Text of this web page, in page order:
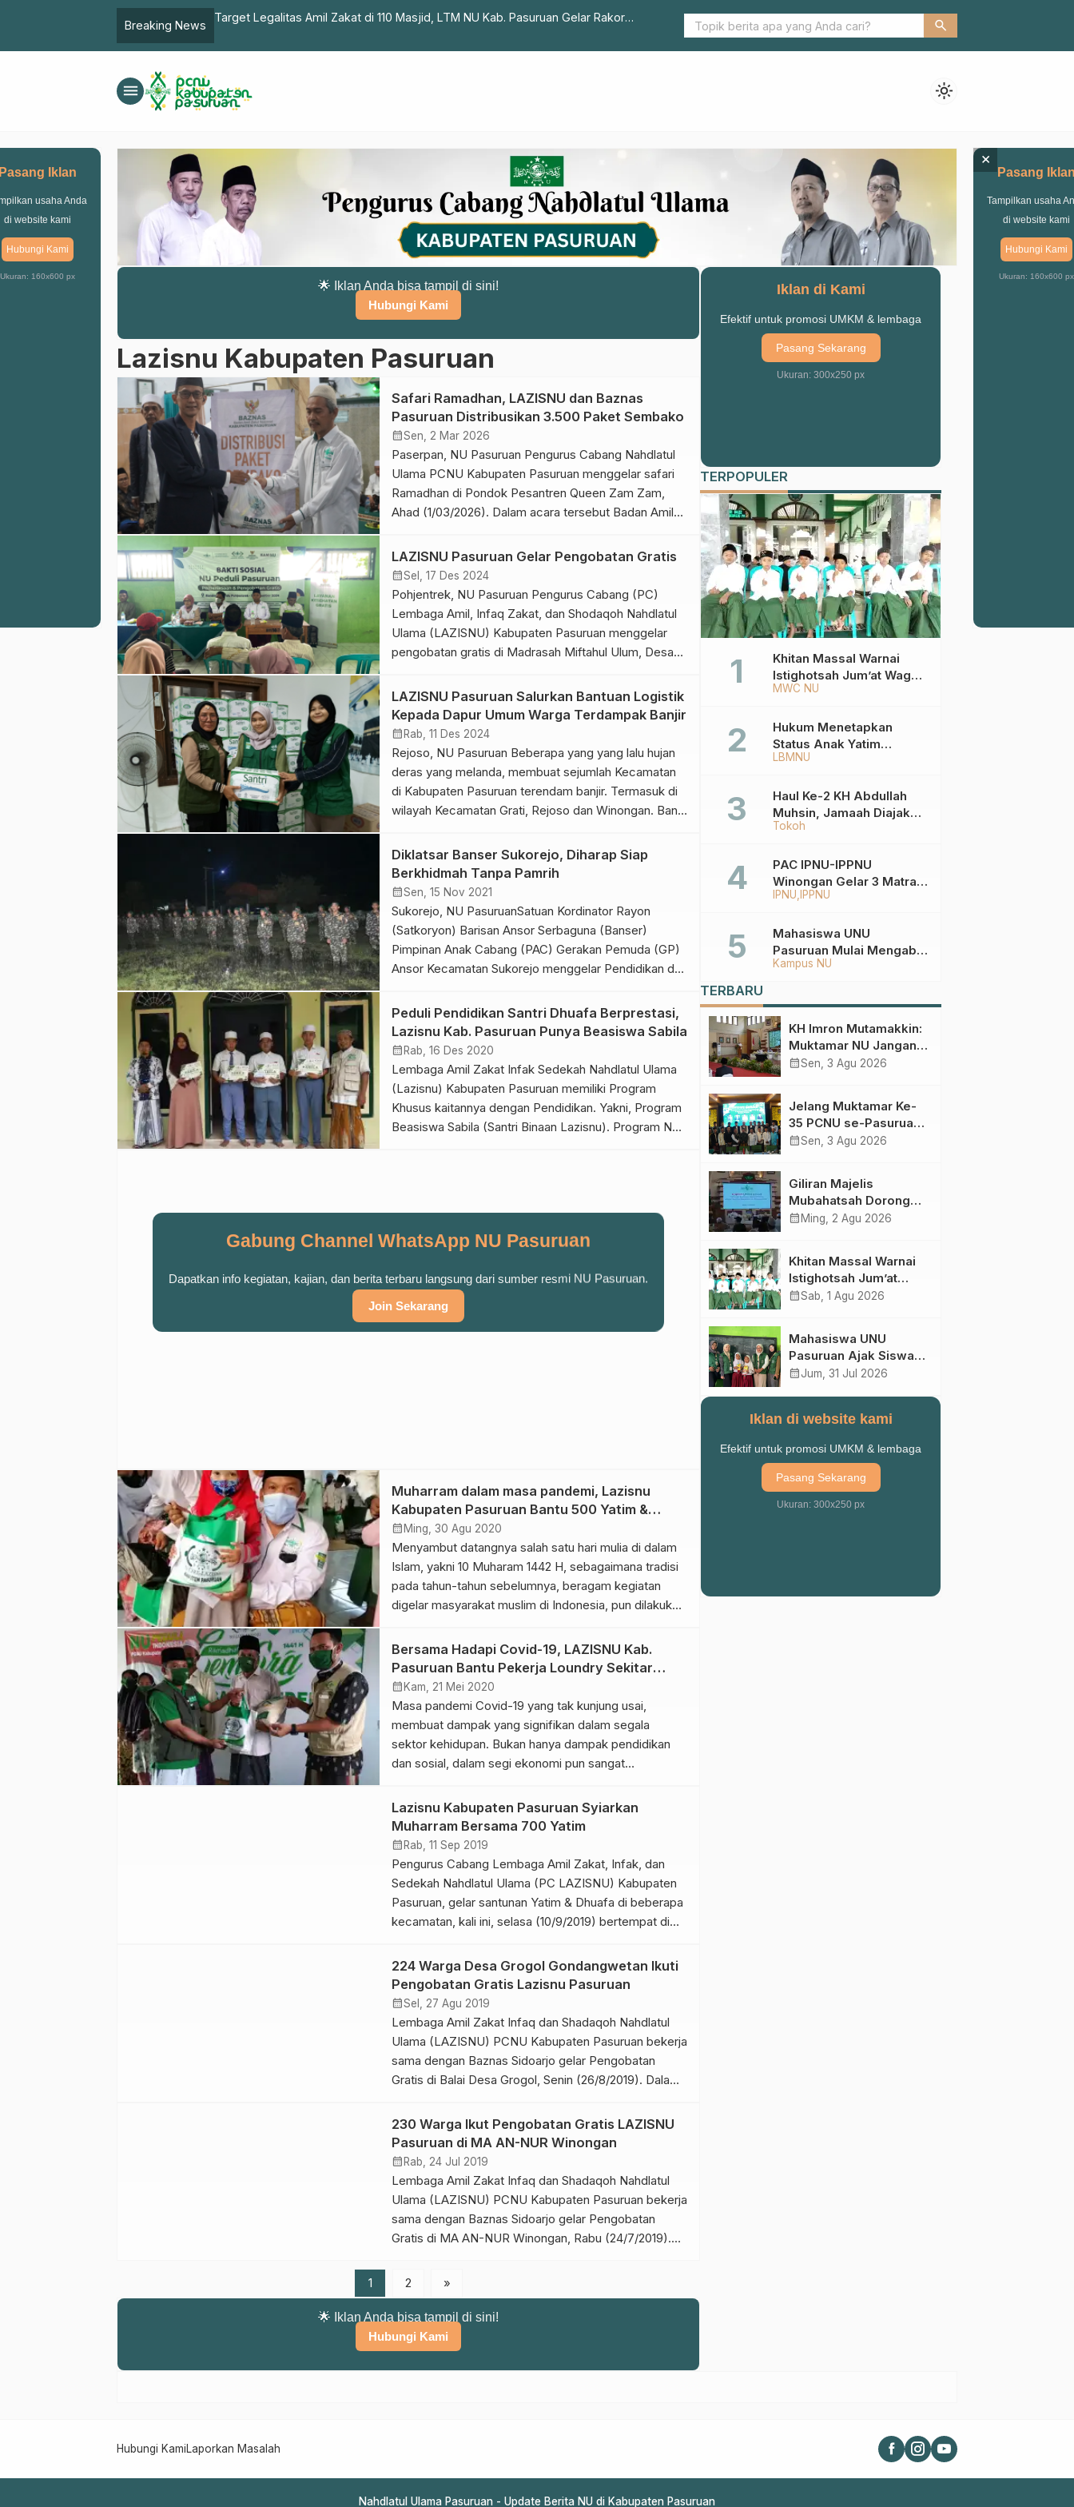
Breaking News
Target Legalitas Amil Zakat di 110 Masjid, LTM NU Kab. Pasuruan Gelar Rakor
Begini Ngaji Muharram ala GUSDURian Pasuruan Bareng Siswa
search
menu light_mode
🌟 Iklan Anda bisa tampil di sini!
Hubungi Kami
Lazisnu Kabupaten Pasuruan
Safari Ramadhan, LAZISNU dan Baznas
Pasuruan Distribusikan 3.500 Paket Sembako
calendar_monthSen, 2 Mar 2026
Paserpan, NU Pasuruan Pengurus Cabang Nahdlatul
Ulama PCNU Kabupaten Pasuruan menggelar safari
Ramadhan di Pondok Pesantren Queen Zam Zam,
Ahad (1/03/2026). Dalam acara tersebut Badan Amil
Nahdlatul Ulama (LAZISNU) Kabupaten Pasuruan
membagikan 3500 paket sembako yang di masing
masing MWCNU untuk di bagikan ke masyarakat.
Ketua Baznas Kabupaten […]
LAZISNU Pasuruan Gelar Pengobatan Gratis
calendar_monthSel, 17 Des 2024
Pohjentrek, NU Pasuruan Pengurus Cabang (PC)
Lembaga Amil, Infaq Zakat, dan Shodaqoh Nahdlatul
Ulama (LAZISNU) Kabupaten Pasuruan menggelar
pengobatan gratis di Madrasah Miftahul Ulum, Desa
Ketua PC LAZISNU Kabupaten Pasuruan Nur Kholis
Majid mengatakan, program ini merupakan inisiatif
yang sudah termasuk dalam agenda kerja LAZISNU,
sekaligus menjadi wujud nyata kepedulian […]
LAZISNU Pasuruan Salurkan Bantuan Logistik
Kepada Dapur Umum Warga Terdampak Banjir
calendar_month Rab, 11 Des 2024
Rejoso, NU Pasuruan Beberapa yang yang lalu hujan
deras yang melanda, membuat sejumlah Kecamatan
di Kabupaten Pasuruan terendam banjir. Termasuk di
wilayah Kecamatan Grati, Rejoso dan Winongan. Banjir
penghujan. Hal itu berlanjut sampai, Senin (9/10/2024).
Hal itu membuat aktivitas warga berhenti khusus
dalam hal makan sehari hari […]
Diklatsar Banser Sukorejo, Diharap Siap
Berkhidmah Tanpa Pamrih
calendar_monthSen, 15 Nov 2021
Sukorejo, NU PasuruanSatuan Kordinator Rayon
(Satkoryon) Barisan Ansor Serbaguna (Banser)
Pimpinan Anak Cabang (PAC) Gerakan Pemuda (GP)
Ansor Kecamatan Sukorejo menggelar Pendidikan dan
Dasar Negeri (SDN) Kalirejo 2, Kabupaten Pasuruan,
Minggu (14/11/2021). Ketua Pengurus Cabang
Nahdlatul Ulama (PCNU) Kabupaten Pasuruan KH
Imron Mutamakkin menegaskan bahwa Banser dan
Ansor […]
Peduli Pendidikan Santri Dhuafa Berprestasi,
Lazisnu Kab. Pasuruan Punya Beasiswa Sabila
calendar_month Rab, 16 Des 2020
Lembaga Amil Zakat Infak Sedekah Nahdlatul Ulama
(Lazisnu) Kabupaten Pasuruan memiliki Program
Khusus kaitannya dengan Pendidikan. Yakni, Program
Beasiswa Sabila (Santri Binaan Lazisnu). Program NU
Gabung Channel WhatsApp NU Pasuruan
Dapatkan info kegiatan, kajian, dan berita terbaru langsung dari sumber resmi NU Pasuruan.
Join Sekarang
Muharram dalam masa pandemi, Lazisnu
Kabupaten Pasuruan Bantu 500 Yatim &
Duafa
calendar_month Ming, 30 Agu 2020
Menyambut datangnya salah satu hari mulia di dalam
Islam, yakni 10 Muharam 1442 H, sebagaimana tradisi
pada tahun-tahun sebelumnya, beragam kegiatan
digelar masyarakat muslim di Indonesia, pun dilakukan
Nahdlatul Ulama (LAZISNU) Kabupaten Pasuruan
bekerjasama dengan Ikatan Alumni Pesantren Sabilul
Muttaqin (IKAPSM), Pimpinan Anak Cabang Gerakan
Pemuda ANSOR (PAC […]
Bersama Hadapi Covid-19, LAZISNU Kab.
Pasuruan Bantu Pekerja Loundry Sekitar
Pondok Pesantren
calendar_month Kam, 21 Mei 2020
Masa pandemi Covid-19 yang tak kunjung usai,
membuat dampak yang signifikan dalam segala
sektor kehidupan. Bukan hanya dampak pendidikan
dan sosial, dalam segi ekonomi pun sangat
laudry yang berada di sekitar Pondok Pesantren yang
berada di Kabupaten Pasuruan. Tepatnya sudah
hampir 3 bulan sejak para santri dipulangkan […]
Lazisnu Kabupaten Pasuruan Syiarkan
Muharram Bersama 700 Yatim
calendar_month Rab, 11 Sep 2019
Pengurus Cabang Lembaga Amil Zakat, Infak, dan
Sedekah Nahdlatul Ulama (PC LAZISNU) Kabupaten
Pasuruan, gelar santunan Yatim & Dhuafa di beberapa
kecamatan, kali ini, selasa (10/9/2019) bertempat di
Kecamatan Kraton. Tepat 10 Muharram tersebut,
tercatat 700 Anak Yatim yang sudah disantuni oleh
Lazisnu. Menurut Agus H. Muhammad Nawawi,
lazisnu […]
224 Warga Desa Grogol Gondangwetan Ikuti
Pengobatan Gratis Lazisnu Pasuruan
calendar_monthSel, 27 Agu 2019
Lembaga Amil Zakat Infaq dan Shadaqoh Nahdlatul
Ulama (LAZISNU) PCNU Kabupaten Pasuruan bekerja
sama dengan Baznas Sidoarjo gelar Pengobatan
Gratis di Balai Desa Grogol, Senin (26/8/2019). Dalam
mengikuti kegiatan tersebut. Agus H. Muhammad
Nawawi, Ketua Lazisnu Kabupaten Pasuruan,
menegaskan bahwa NU siap melayani masyarakat
dalam berbagai bidang. Kami […]
230 Warga Ikut Pengobatan Gratis LAZISNU
Pasuruan di MA AN-NUR Winongan
calendar_month Rab, 24 Jul 2019
Lembaga Amil Zakat Infaq dan Shadaqoh Nahdlatul
Ulama (LAZISNU) PCNU Kabupaten Pasuruan bekerja
sama dengan Baznas Sidoarjo gelar Pengobatan
Gratis di MA AN-NUR Winongan, Rabu (24/7/2019).
warga mengikuti kegiatan tersebut. Selain itu, kegiatan
kali ini bersamaan dengan Hari ulang tahun sekolah
MTs. AN-NUR ke-37 dan MA AN-NUR ke-7. […]
1 2 »
🌟 Iklan Anda bisa tampil di sini!
Hubungi Kami
Iklan di Kami
Efektif untuk promosi UMKM & lembaga
Pasang Sekarang
Ukuran: 300x250 px
TERPOPULER
MWC NU
Khitan Massal Warnai
Istighotsah Jum’at Wage
MWCNU Sukorejo
LBMNU
Hukum Menetapkan
Status Anak Yatim
Berdasarkan KK,
Ketentuannya?
Tokoh
Haul Ke-2 KH Abdullah
Muhsin, Jamaah Diajak
Meneladani
IPNU IPPNU
PAC IPNU-IPPNU
Winongan Gelar 3 Matra
di MA Ma’arif An-Nur
Kampus NU
Mahasiswa UNU
Pasuruan Mulai Mengabdi
di Wonokerto dan Oro-
TERBARU
KH Imron Mutamakkin:
Muktamar NU Jangan
Terjebak pada
calendar_monthSen, 3 Agu 2026
Jelang Muktamar Ke-
35 PCNU se-Pasuruan
Raya Rumuskan
Abad Kedua
calendar_monthSen, 3 Agu 2026
Giliran Majelis
Mubahatsah Dorong
Gagasan Pelembagaan
calendar_month Ming, 2 Agu 2026
Khitan Massal Warnai
Istighotsah Jum’at
Wage MWCNU
calendar_monthSab, 1 Agu 2026
Mahasiswa UNU
Pasuruan Ajak Siswa
SD Al Maksum
calendar_monthJum, 31 Jul 2026
Iklan di website kami
Efektif untuk promosi UMKM & lembaga
Pasang Sekarang
Ukuran: 300x250 px
Iklan
usaha Anda
di website kami
Hubungi Kami
Ukuran: 160x600 px
Pasang
Tampilkan usaha
di website kami
Hubungi Kami
Ukuran: 160x600 px
×
Hubungi KamiLaporkan Masalah
Nahdlatul Ulama Pasuruan - Update Berita NU di Kabupaten Pasuruan